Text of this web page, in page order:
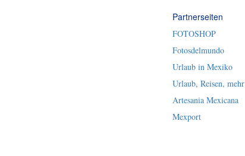
Partnerseiten
FOTOSHOP
Fotosdelmundo
Urlaub in Mexiko
Urlaub, Reisen, mehr
Artesania Mexicana
Mexport